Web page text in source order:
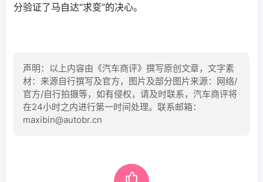
分验证了马自达“求变”的决心。
声明：以上内容由《汽车商评》撰写原创文章，文字素
材：来源自行撰写及官方，图片及部分图片来源：网络/
官方/自行拍摄等，如有侵权，请及时联系，汽车商评将
在24小时之内进行第一时间处理。联系邮箱：
maxibin@autobr.cn